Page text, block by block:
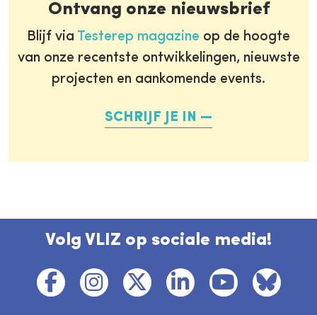
Ontvang onze nieuwsbrief
Blijf via Testerep magazine op de hoogte
van onze recentste ontwikkelingen, nieuwste
projecten en aankomende events.
SCHRIJF JE IN
Volg VLIZ op sociale media!